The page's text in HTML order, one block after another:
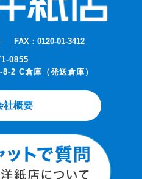
FAX：0120-01-3412
0855
2 C倉庫（発送倉庫）
社概要